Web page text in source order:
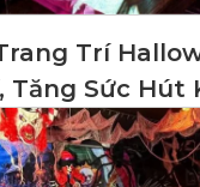
Trí
Tăng Sức Hút